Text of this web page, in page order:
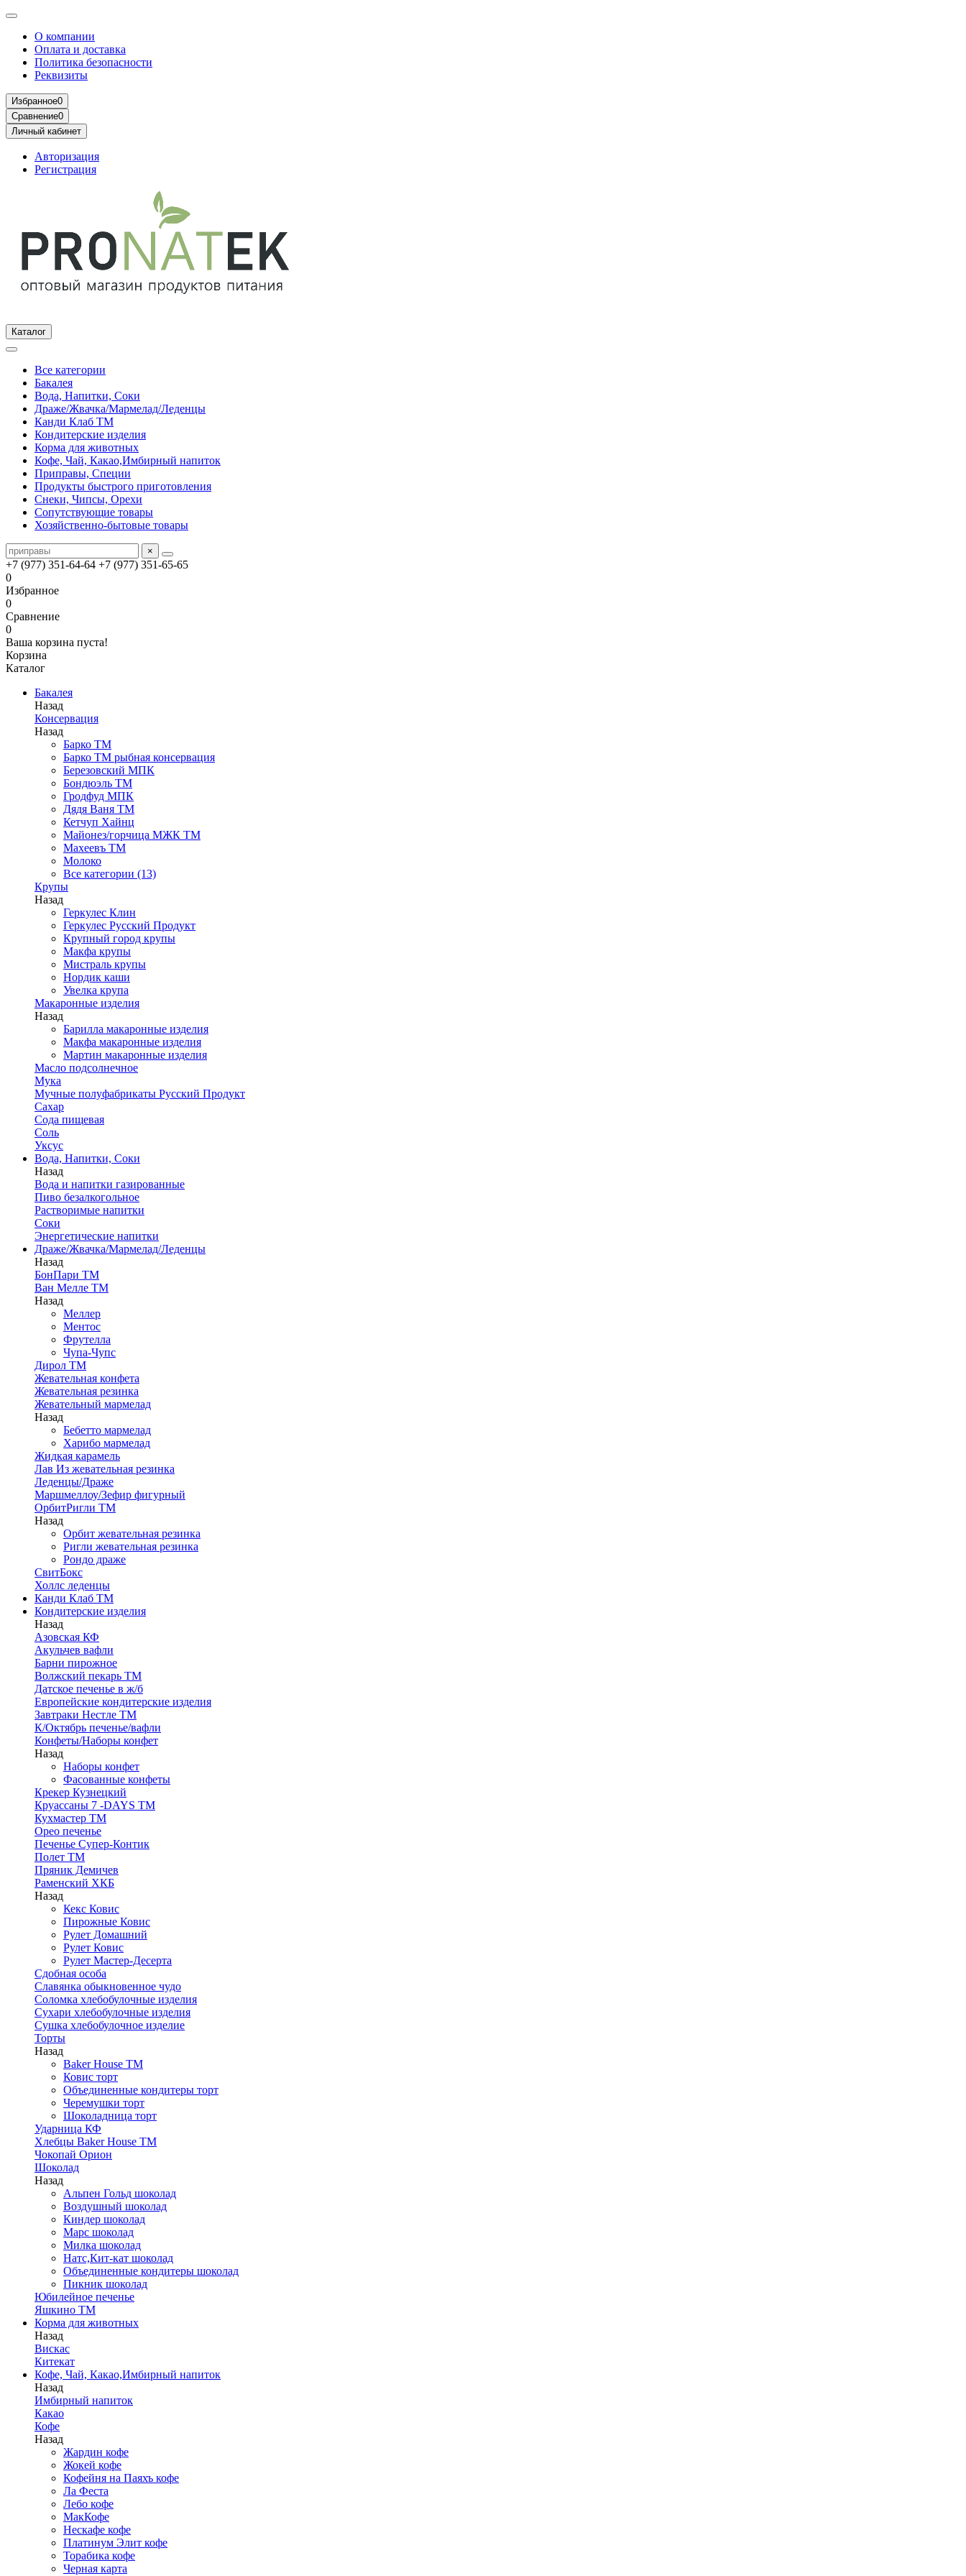
О компании
Оплата и доставка
Политика безопасности
Реквизиты
Избранное0
Сравнение0
Личный кабинет
Авторизация
Регистрация
Каталог
Все категории
Бакалея
Вода, Напитки, Соки
Драже/Жвачка/Мармелад/Леденцы
Канди Клаб ТМ
Кондитерские изделия
Корма для животных
Кофе, Чай, Какао,Имбирный напиток
Приправы, Специи
Продукты быстрого приготовления
Снеки, Чипсы, Орехи
Сопутствующие товары
Хозяйственно-бытовые товары
×
+7 (977) 351-64-64 +7 (977) 351-65-65
0
Избранное
0
Сравнение
0
Ваша корзина пуста!
Корзина
Каталог
Бакалея
Назад
Консервация
Назад
Барко ТМ
Барко ТМ рыбная консервация
Березовский МПК
Бондюэль ТМ
Гродфуд МПК
Дядя Ваня ТМ
Кетчуп Хайнц
Майонез/горчица МЖК ТМ
Махеевъ ТМ
Молоко
Все категории (13)
Крупы
Назад
Геркулес Клин
Геркулес Русский Продукт
Крупный город крупы
Макфа крупы
Мистраль крупы
Нордик каши
Увелка крупа
Макаронные изделия
Назад
Барилла макаронные изделия
Макфа макаронные изделия
Мартин макаронные изделия
Масло подсолнечное
Мука
Мучные полуфабрикаты Русский Продукт
Сахар
Сода пищевая
Соль
Уксус
Вода, Напитки, Соки
Назад
Вода и напитки газированные
Пиво безалкогольное
Растворимые напитки
Соки
Энергетические напитки
Драже/Жвачка/Мармелад/Леденцы
Назад
БонПари ТМ
Ван Мелле ТМ
Назад
Меллер
Ментос
Фрутелла
Чупа-Чупс
Дирол ТМ
Жевательная конфета
Жевательная резинка
Жевательный мармелад
Назад
Бебетто мармелад
Харибо мармелад
Жидкая карамель
Лав Из жевательная резинка
Леденцы/Драже
Маршмеллоу/Зефир фигурный
ОрбитРигли ТМ
Назад
Орбит жевательная резинка
Ригли жевательная резинка
Рондо драже
СвитБокс
Холлс леденцы
Канди Клаб ТМ
Кондитерские изделия
Назад
Азовская КФ
Акульчев вафли
Барни пирожное
Волжский пекарь ТМ
Датское печенье в ж/б
Европейские кондитерские изделия
Завтраки Нестле ТМ
К/Октябрь печенье/вафли
Конфеты/Наборы конфет
Назад
Наборы конфет
Фасованные конфеты
Крекер Кузнецкий
Круассаны 7 -DAYS ТМ
Кухмастер ТМ
Орео печенье
Печенье Супер-Контик
Полет ТМ
Пряник Демичев
Раменский ХКБ
Назад
Кекс Ковис
Пирожные Ковис
Рулет Домашний
Рулет Ковис
Рулет Мастер-Десерта
Сдобная особа
Славянка обыкновенное чудо
Соломка хлебобулочные изделия
Сухари хлебобулочные изделия
Сушка хлебобулочное изделие
Торты
Назад
Baker House ТМ
Ковис торт
Объединенные кондитеры торт
Черемушки торт
Шоколадница торт
Ударница КФ
Хлебцы Baker House ТМ
Чокопай Орион
Шоколад
Назад
Альпен Гольд шоколад
Воздушный шоколад
Киндер шоколад
Марс шоколад
Милка шоколад
Натс,Кит-кат шоколад
Объединенные кондитеры шоколад
Пикник шоколад
Юбилейное печенье
Яшкино ТМ
Корма для животных
Назад
Вискас
Китекат
Кофе, Чай, Какао,Имбирный напиток
Назад
Имбирный напиток
Какао
Кофе
Назад
Жардин кофе
Жокей кофе
Кофейня на Паяхъ кофе
Ла Феста
Лебо кофе
МакКофе
Нескафе кофе
Платинум Элит кофе
Торабика кофе
Черная карта